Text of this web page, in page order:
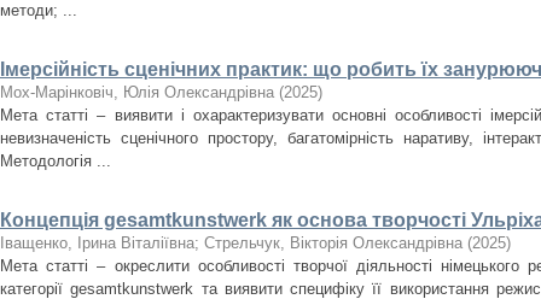
методи; ...
Імерсійність сценічних практик: що робить їх
Мох-Марінковіч, Юлія Олександрівна (2025)
Мета статті – виявити і охарактеризувати основні особливості
невизначеність сценічного простору, багатомірність наративу,
Методологія ...
Концепція gesamtkunstwerk як основа творчості
Іващенко, Ірина Віталіївна; Стрельчук, Вікторія Олександрівна (2025)
Мета статті – окреслити особливості творчої діяльності
категорії gesamtkunstwerk та виявити специфіку її використання